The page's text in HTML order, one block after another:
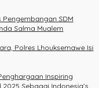
SDM
Salma Mualem
Polres Lhouksemawe Isi
Inspiring
Sebagai Indonesia’s